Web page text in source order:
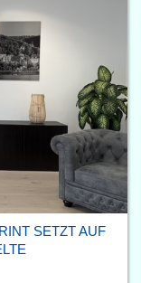
SETZT AUF